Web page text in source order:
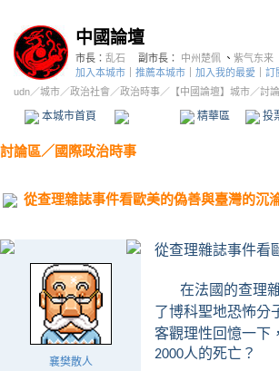
中國論壇
市長： 乱石 副市長： 中州楚佩 、 紫气东来
加入本城市
推薦本城市 加入我的最愛
訂
udn／城市／政治社會 ／政治時事／ 【中國論壇】城市／討
本城市首頁 精華區 投
討論區／ 國際政治時事
從查理雜誌事件看歐美的偽善與臺灣的沉
襄樊散人
從查理雜誌事件看
在法國的查理
了博科聖地恐怖分
客觀理性回憶一下
2000人的死亡？